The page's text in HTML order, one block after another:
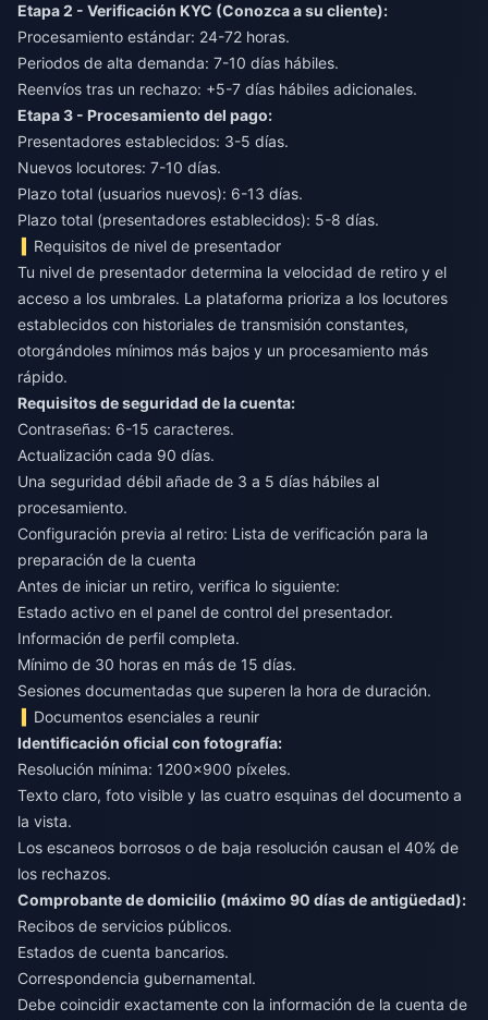
Etapa 2 - Verificación KYC (Conozca a su cliente):
Procesamiento estándar: 24-72 horas.
Periodos de alta demanda: 7-10 días hábiles.
Reenvíos tras un rechazo: +5-7 días hábiles adicionales.
Etapa 3 - Procesamiento del pago:
Presentadores establecidos: 3-5 días.
Nuevos locutores: 7-10 días.
Plazo total (usuarios nuevos): 6-13 días.
Plazo total (presentadores establecidos): 5-8 días.
Requisitos de nivel de presentador
Tu nivel de presentador determina la velocidad de retiro y el
acceso a los umbrales. La plataforma prioriza a los locutores
establecidos con historiales de transmisión constantes,
otorgándoles mínimos más bajos y un procesamiento más
rápido.
Requisitos de seguridad de la cuenta:
Contraseñas: 6-15 caracteres.
Actualización cada 90 días.
Una seguridad débil añade de 3 a 5 días hábiles al
procesamiento.
Configuración previa al retiro: Lista de verificación para la
preparación de la cuenta
Antes de iniciar un retiro, verifica lo siguiente:
Estado activo en el panel de control del presentador.
Información de perfil completa.
Mínimo de 30 horas en más de 15 días.
Sesiones documentadas que superen la hora de duración.
Documentos esenciales a reunir
Identificación oficial con fotografía:
Resolución mínima: 1200x900 píxeles.
Texto claro, foto visible y las cuatro esquinas del documento a
la vista.
Los escaneos borrosos o de baja resolución causan el 40% de
los rechazos.
Comprobante de domicilio (máximo 90 días de antigüedad):
Recibos de servicios públicos.
Estados de cuenta bancarios.
Correspondencia gubernamental.
Debe coincidir exactamente con la información de la cuenta de